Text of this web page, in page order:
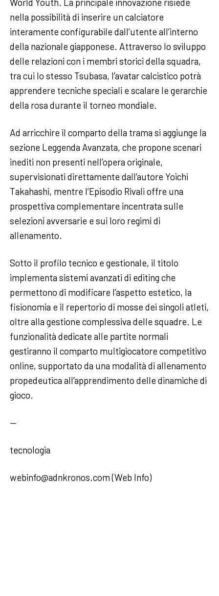
World Youth. La principale innovazione risiede
nella possibilità di inserire un calciatore
interamente configurabile dall’utente all’interno
della nazionale giapponese. Attraverso lo sviluppo
delle relazioni con i membri storici della squadra,
tra cui lo stesso Tsubasa, l’avatar calcistico potrà
apprendere tecniche speciali e scalare le gerarchie
della rosa durante il torneo mondiale.
Ad arricchire il comparto della trama si aggiunge la
sezione Leggenda Avanzata, che propone scenari
inediti non presenti nell’opera originale,
supervisionati direttamente dall’autore Yoichi
Takahashi, mentre l’Episodio Rivali offre una
prospettiva complementare incentrata sulle
selezioni avversarie e sui loro regimi di
allenamento.
Sotto il profilo tecnico e gestionale, il titolo
implementa sistemi avanzati di editing che
permettono di modificare l’aspetto estetico, la
fisionomia e il repertorio di mosse dei singoli atleti,
oltre alla gestione complessiva delle squadre. Le
funzionalità dedicate alle partite normali
gestiranno il comparto multigiocatore competitivo
online, supportato da una modalità di allenamento
propedeutica all’apprendimento delle dinamiche di
gioco.
—
tecnologia
webinfo@adnkronos.com (Web Info)